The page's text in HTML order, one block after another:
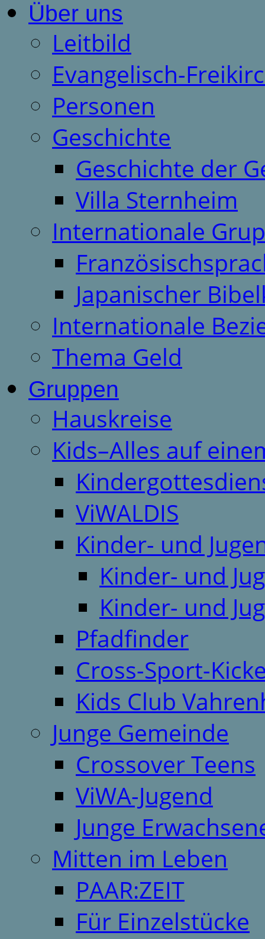
Über uns
Leitbild
Evangelisch-
Personen
Geschichte
Geschichte der
Villa Sternheim
Internationale
Japanischer
Internationale
Thema Geld
Gruppen
Hauskreise
Kids–Alles auf
ViWALDIS
Kinder- und
Kinder- und
Kinder- und
Pfadfinder
Cross-Sport-
Kids Club
Junge Gemeinde
Crossover Teens
ViWA-Jugend
Junge
Mitten im Leben
PAAR:ZEIT
Für Einzelstücke